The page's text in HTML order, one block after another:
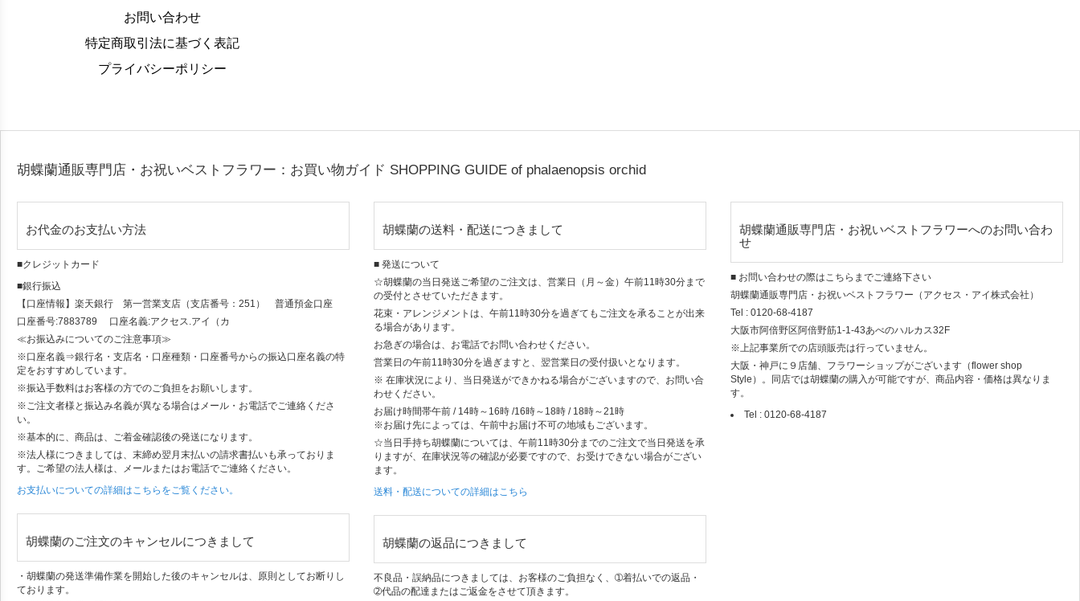
お問い合わせ
特定商取引法に基づく表記
プライバシーポリシー
胡蝶蘭通販専門店・お祝いベストフラワー：お買い物ガイド SHOPPING GUIDE of phalaenopsis orchid
お代金のお支払い方法
■クレジットカード
■銀行振込
【口座情報】楽天銀行 第一営業支店（支店番号：251） 普通預金口座
口座番号:7883789 口座名義:アクセス.アイ（カ
≪お振込みについてのご注意事項≫
※口座名義⇒銀行名・支店名・口座種類・口座番号からの振込口座名義の特
定をおすすめしています。
※振込手数料はお客様の方でのご負担をお願いします。
※ご注文者様と振込み名義が異なる場合はメール・お電話でご連絡くださ
い。
※基本的に、商品は、ご着金確認後の発送になります。
※法人様につきましては、末締め翌月末払いの請求書払いも承っておりま
す。ご希望の法人様は、メールまたはお電話でご連絡ください。
お支払いについての詳細はこちらをご覧ください。
胡蝶蘭のご注文のキャンセルにつきまして
・胡蝶蘭の発送準備作業を開始した後のキャンセルは、原則としてお断りし
ております。
胡蝶蘭の送料・配送につきまして
■ 発送について
☆胡蝶蘭の当日発送ご希望のご注文は、営業日（月～金）午前11時30分まで
の受付とさせていただきます。
花束・アレンジメントは、午前11時30分を過ぎてもご注文を承ることが出来
る場合があります。
お急ぎの場合は、お電話でお問い合わせください。
営業日の午前11時30分を過ぎますと、翌営業日の受付扱いとなります。
※ 在庫状況により、当日発送ができかねる場合がございますので、お問い合
わせください。
お届け時間帯午前 / 14時～16時 /16時～18時 / 18時～21時
※お届け先によっては、午前中お届け不可の地域もございます。
☆当日手持ち胡蝶蘭については、午前11時30分までのご注文で当日発送を承
りますが、在庫状況等の確認が必要ですので、お受けできない場合がござい
ます。
送料・配送についての詳細はこちら
胡蝶蘭の返品につきまして
不良品・誤納品につきましては、お客様のご負担なく、➀着払いでの返品・
➁代品の配達またはご返金をさせて頂きます。
胡蝶蘭通販専門店・お祝いベストフラワーへのお問い合わ
せ
■ お問い合わせの際はこちらまでご連絡下さい
胡蝶蘭通販専門店・お祝いベストフラワー（アクセス・アイ株式会社）
Tel : 0120-68-4187
大阪市阿倍野区阿倍野筋1-1-43あべのハルカス32F
※上記事業所での店頭販売は行っていません。
大阪・神戸に９店舗、フラワーショップがございます（flower shop
Style）。同店では胡蝶蘭の購入が可能ですが、商品内容・価格は異なりま
す。
Tel : 0120-68-4187